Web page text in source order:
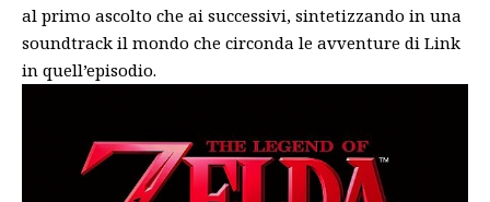
al primo ascolto che ai successivi, sintetizzando in una
soundtrack il mondo che circonda le avventure di Link
in quell’episodio.